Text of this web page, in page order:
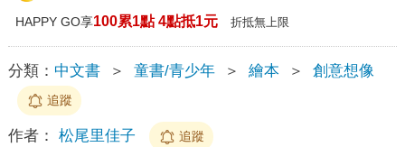
HAPPY GO享100累1點 4點抵1元 折抵無上限
分類： 中文書 ＞ 童書/青少年 ＞ 繪本 ＞ 創意想像
追蹤
作者： 松尾里佳子 追蹤